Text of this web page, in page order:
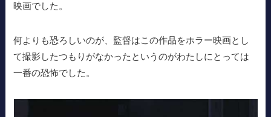
映画でした。
何よりも恐ろしいのが、監督はこの作品をホラー映画とし
て撮影したつもりがなかったというのがわたしにとっては
一番の恐怖でした。